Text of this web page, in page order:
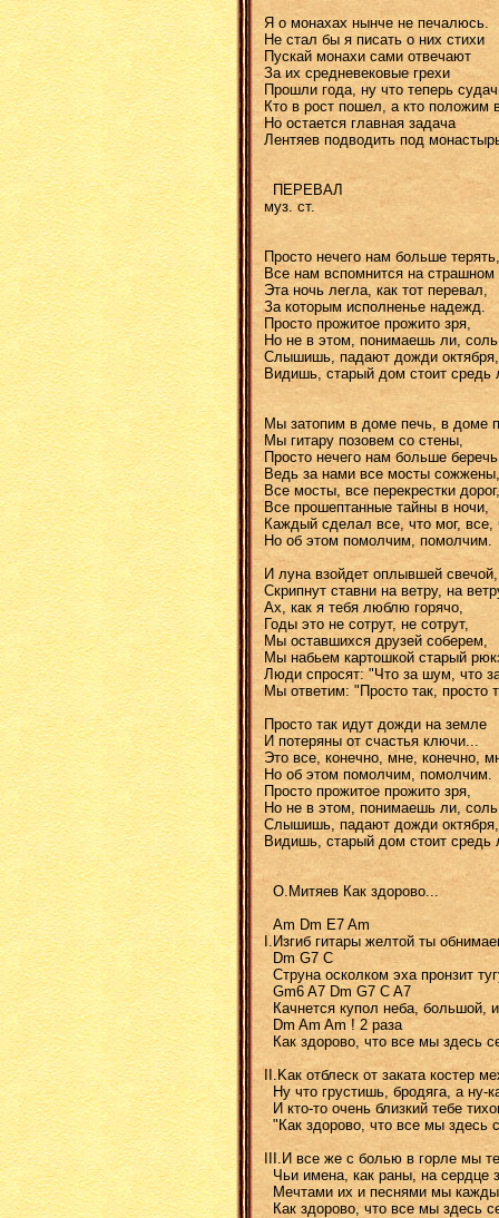
Я о монахах нынче не печалюсь.
Не стал бы я писать о них стихи
Пускай монахи сами отвечают
За их средневековые грехи
Прошли года, ну что теперь
Кто в рост пошел, а кто положим
Но остается главная задача
Лентяев подводить под
ПЕРЕВАЛ
муз. ст.
Просто нечего нам больше терять,
Все нам вспомнится на страшном
Эта ночь легла, как тот перевал,
За которым исполненье надежд.
Просто прожитое прожито зря,
Но не в этом, понимаешь ли,
Слышишь, падают дожди октября,
Видишь, старый дом стоит средь
Мы затопим в доме печь, в доме
Мы гитару позовем со стены,
Просто нечего нам больше
Ведь за нами все мосты сожжены,
Все мосты, все перекрестки дорог,
Все прошептанные тайны в ночи,
Каждый сделал все, что мог, все,
Но об этом помолчим, помолчим.
И луна взойдет оплывшей свечой,
Скрипнут ставни на ветру, на
Ах, как я тебя люблю горячо,
Годы это не сотрут, не сотрут,
Мы оставшихся друзей соберем,
Мы набьем картошкой старый
Люди спросят: "Что за шум, что
Мы ответим: "Просто так, просто
Просто так идут дожди на земле
И потеряны от счастья ключи...
Это все, конечно, мне, конечно,
Но об этом помолчим, помолчим.
Просто прожитое прожито зря,
Но не в этом, понимаешь ли,
Слышишь, падают дожди октября,
Видишь, старый дом стоит средь
О.Mитяев Как здоpово...
Am Dm E7 Am
I.Изгиб гитаpы желтой ты
Dm G7 C
Стpуна осколком эха пpонзит
Gm6 A7 Dm G7 C A7
Качнется купол неба, большой,
Dm Am Am ! 2 pаза
Как здоpово, что все мы здесь
II.Kак отблеск от заката костеp
Ну что гpустишь, бpодяга, а ну-
И кто-то очень близкий тебе
"Как здоpово, что все мы здесь
III.И все же с болью в гоpле мы
Чьи имена, как pаны, на сеpдце
Мечтами их и песнями мы
Как здоpово, что все мы здесь